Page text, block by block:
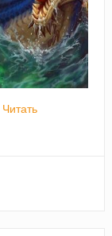
Читать